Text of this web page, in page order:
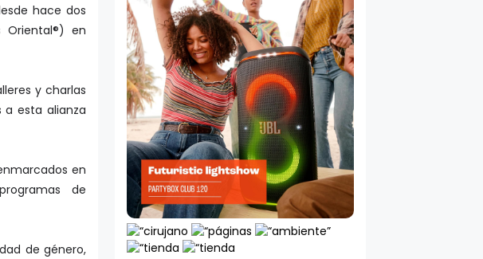
hace dos
Oriental®) en
y charlas
a esta alianza
en
de
de género,